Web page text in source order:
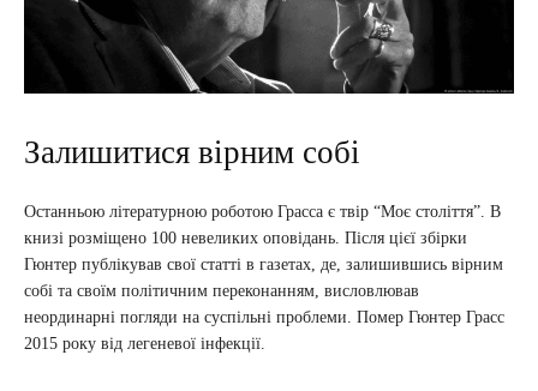
Залишитися вірним собі
Останньою літературною роботою Грасса є твір “Моє століття”. В
книзі розміщено 100 невеликих оповідань. Після цієї збірки
Гюнтер публікував свої статті в газетах, де, залишившись вірним
собі та своїм політичним переконанням, висловлював
неординарні погляди на суспільні проблеми. Помер Гюнтер Грасс
2015 року від легеневої інфекції.